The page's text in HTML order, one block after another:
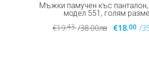
Мъжки памучен къс
модел 551, голям
€19.43 /38.00лв €18.00 /